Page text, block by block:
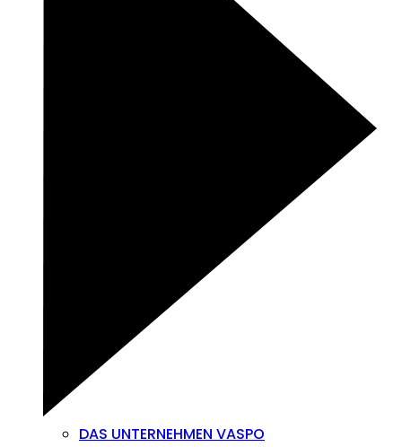
DAS UNTERNEHMEN VASPO